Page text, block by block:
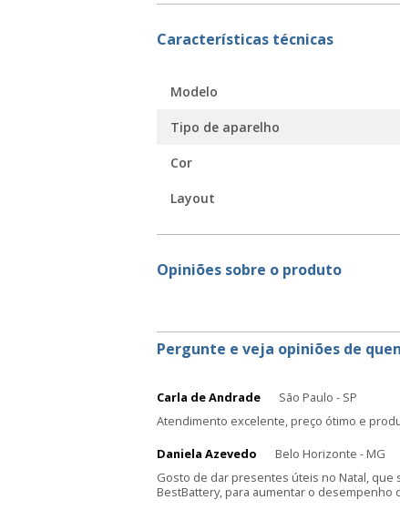
Características técnicas
Modelo
Tipo de aparelho
Cor
Layout
Opiniões sobre o produto
Pergunte e veja opiniões de
Carla de Andrade
São Paulo - SP
Atendimento excelente, preço ótimo e
Daniela Azevedo
Belo Horizonte - MG
Gosto de dar presentes úteis no Natal, que
BestBattery, para aumentar o desempenho